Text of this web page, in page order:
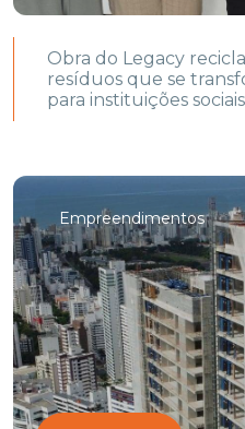
Obra do Legacy
resíduos que se
para instituições sociais
Empreendimentos